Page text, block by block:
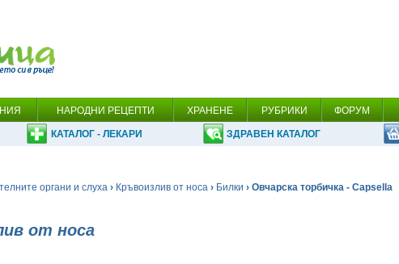
НАРОДНИ РЕЦЕПТИ ХРАНЕНЕ РУБРИКИ ФОРУМ
КАТАЛОГ - ЛЕКАРИ ЗДРАВЕН КАТАЛОГ
органи и слуха › Кръвоизлив от носа › Билки › Овчарска торбичка - Capsella
от носа